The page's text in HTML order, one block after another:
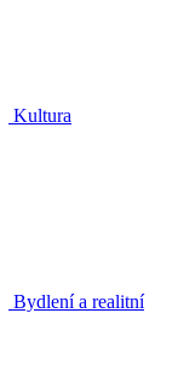
Kultura
Bydlení a realitní